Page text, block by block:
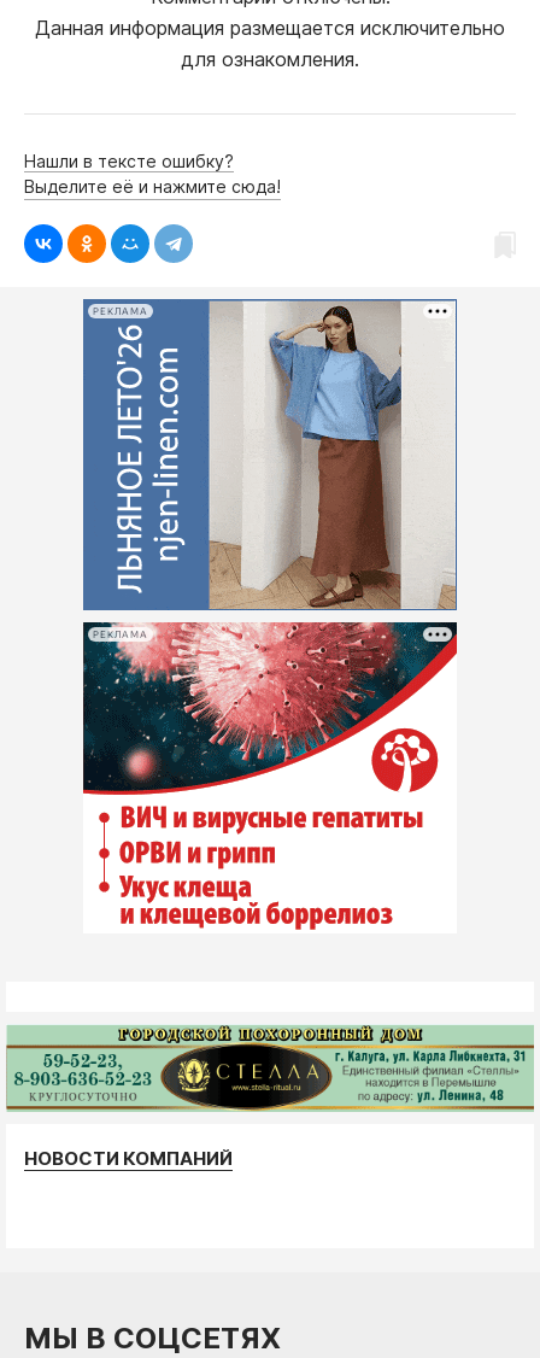
Данная информация размещается исключительно
для ознакомления.
Нашли в тексте ошибку?
Выделите её и нажмите сюда!
РЕКЛАМА
РЕКЛАМА
НОВОСТИ КОМПАНИЙ
МЫ В СОЦСЕТЯХ